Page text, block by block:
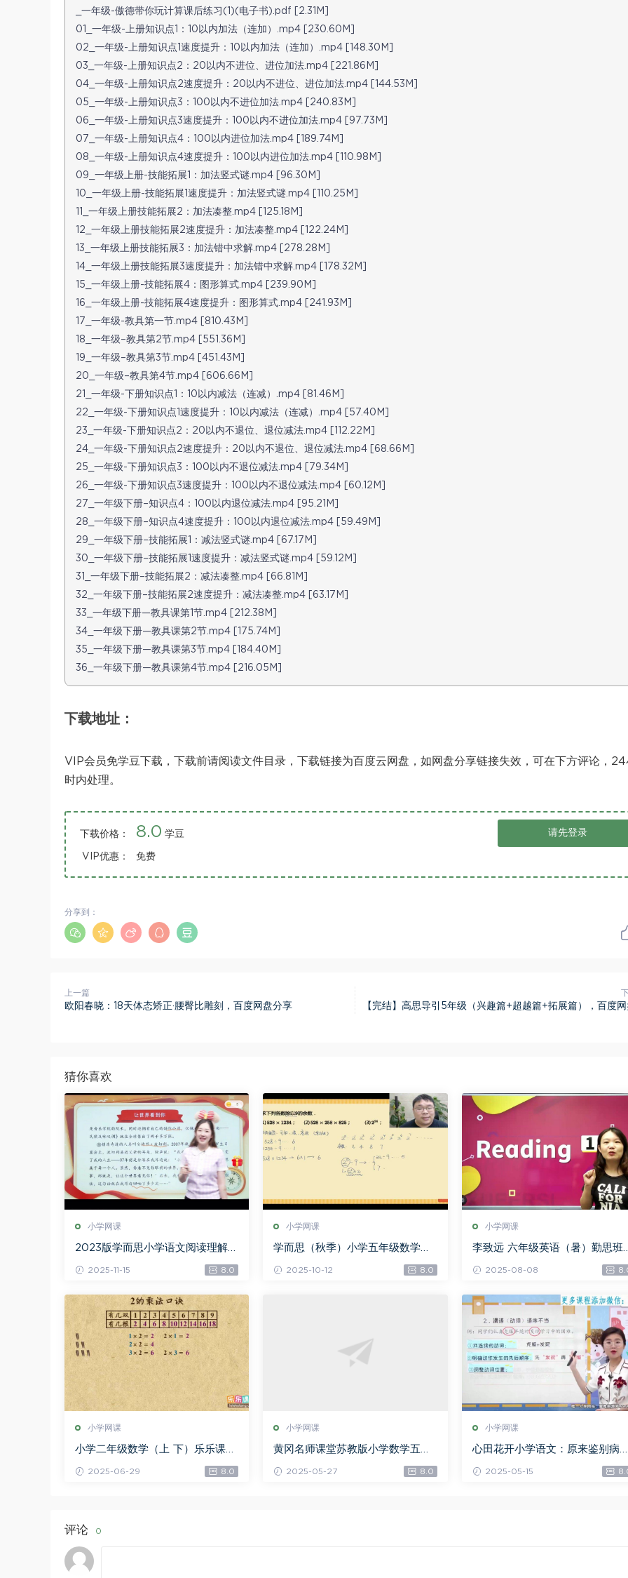
_一年级-傲德带你玩计算课后练习(1)(电子书).pdf [2.31M]
01_一年级-上册知识点1：10以内加法（连加）.mp4 [230.60M]
02_一年级-上册知识点1速度提升：10以内加法（连加）.mp4 [148.30M]
03_一年级-上册知识点2：20以内不进位、进位加法.mp4 [221.86M]
04_一年级-上册知识点2速度提升：20以内不进位、进位加法.mp4 [144.53M]
05_一年级-上册知识点3：100以内不进位加法.mp4 [240.83M]
06_一年级-上册知识点3速度提升：100以内不进位加法.mp4 [97.73M]
07_一年级-上册知识点4：100以内进位加法.mp4 [189.74M]
08_一年级-上册知识点4速度提升：100以内进位加法.mp4 [110.98M]
09_一年级上册-技能拓展1：加法竖式谜.mp4 [96.30M]
10_一年级上册-技能拓展1速度提升：加法竖式谜.mp4 [110.25M]
11_一年级上册技能拓展2：加法凑整.mp4 [125.18M]
12_一年级上册技能拓展2速度提升：加法凑整.mp4 [122.24M]
13_一年级上册技能拓展3：加法错中求解.mp4 [278.28M]
14_一年级上册技能拓展3速度提升：加法错中求解.mp4 [178.32M]
15_一年级上册-技能拓展4：图形算式.mp4 [239.90M]
16_一年级上册-技能拓展4速度提升：图形算式.mp4 [241.93M]
17_一年级-教具第一节.mp4 [810.43M]
18_一年级–教具第2节.mp4 [551.36M]
19_一年级–教具第3节.mp4 [451.43M]
20_一年级–教具第4节.mp4 [606.66M]
21_一年级-下册知识点1：10以内减法（连减）.mp4 [81.46M]
22_一年级-下册知识点1速度提升：10以内减法（连减）.mp4 [57.40M]
23_一年级-下册知识点2：20以内不退位、退位减法.mp4 [112.22M]
24_一年级-下册知识点2速度提升：20以内不退位、退位减法.mp4 [68.66M]
25_一年级-下册知识点3：100以内不退位减法.mp4 [79.34M]
26_一年级-下册知识点3速度提升：100以内不退位减法.mp4 [60.12M]
27_一年级下册–知识点4：100以内退位减法.mp4 [95.21M]
28_一年级下册–知识点4速度提升：100以内退位减法.mp4 [59.49M]
29_一年级下册–技能拓展1：减法竖式谜.mp4 [67.17M]
30_一年级下册–技能拓展1速度提升：减法竖式谜.mp4 [59.12M]
31_一年级下册–技能拓展2：减法凑整.mp4 [66.81M]
32_一年级下册–技能拓展2速度提升：减法凑整.mp4 [63.17M]
33_一年级下册—教具课第1节.mp4 [212.38M]
34_一年级下册—教具课第2节.mp4 [175.74M]
35_一年级下册—教具课第3节.mp4 [184.40M]
36_一年级下册—教具课第4节.mp4 [216.05M]
下载地址：
VIP会员免学豆下载，下载前请阅读文件目录，下载链接为百度云网盘，如网盘分享链接失效，可在下方评论，24
时内处理。
下载价格： 8.0 学豆
VIP优惠： 免费
请先登录
分享到：
上一篇
欧阳春晓：18天体态矫正·腰臀比雕刻，百度网盘分享 【完结】高思导引5年级（兴趣篇+超越篇+拓展篇），百度
猜你喜欢
小学网课
2023版学而思小学语文阅读理解大
百度网盘分享
2025-11-15 8.0
小学网课
学而思（秋季）小学五年级数学勤
2025-10-12 8.0
小学网课
李致远 六年级英语（暑）勤思班
2025-08-08
小学网课
小学二年级数学（上 下）乐乐课
2025-06-29 8.0
小学网课
黄冈名师课堂苏教版小学数学五年
网盘分享
2025-05-27 8.0
小学网课
心田花开小学语文：原来鉴别病
频），百度网盘分享
2025-05-15
评论 0